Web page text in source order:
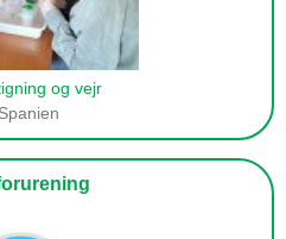
og vejr
Spanien